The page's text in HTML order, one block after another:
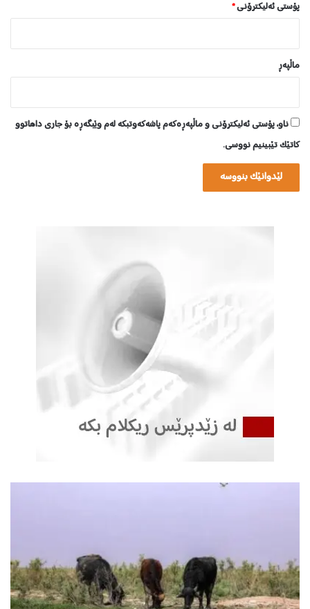
پۆستی ئەلیکترۆنی*
ماڵپه‌ڕ
ناو، پۆستی ئەلیکترۆنی و ماڵپەڕەکەم پاشەکەوتبکە لەم وێبگەڕە بۆ جاری داهاتوو
کاتێک تێبینیم نووسی.